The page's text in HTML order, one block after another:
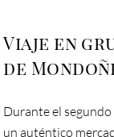
Viaje en
de
Durante el
un auténtico